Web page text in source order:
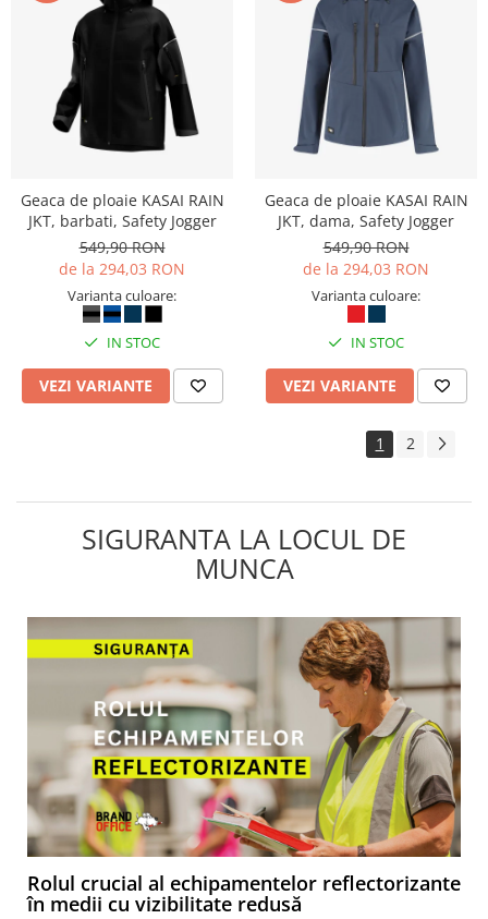
Geaca de ploaie KASAI RAIN
JKT, barbati, Safety Jogger
549,90 RON
de la 294,03 RON
Varianta culoare:
IN STOC
VEZI VARIANTE
Geaca de ploaie KASAI RAIN
JKT, dama, Safety Jogger
549,90 RON
de la 294,03 RON
Varianta culoare:
IN STOC
VEZI VARIANTE
1 2
SIGURANTA LA LOCUL DE
MUNCA
Rolul crucial al echipamentelor reflectorizante
în medii cu vizibilitate redusă